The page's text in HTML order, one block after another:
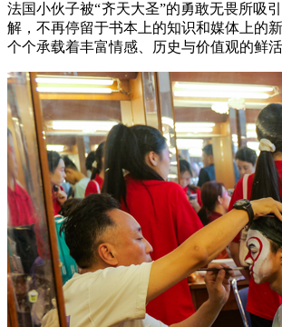
法国小伙子被“齐天大圣”的勇敢无畏所吸
解，不再停留于书本上的知识和媒体上的
个个承载着丰富情感、历史与价值观的鲜活